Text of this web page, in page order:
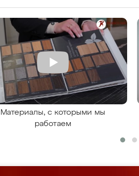
Материалы, с которыми мы
работаем